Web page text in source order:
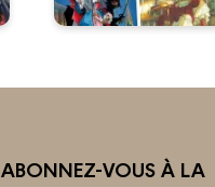
ABONNEZ-VOUS À LA